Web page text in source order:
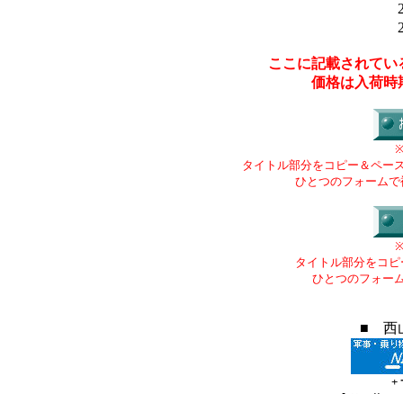
ここに記載されて
価格は入荷時
タイトル部分をコピー＆ペー
ひとつのフォーム
タイトル部分をコ
ひとつのフォー
■ 西
+